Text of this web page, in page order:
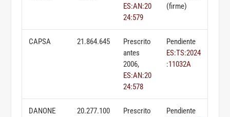
ES:AN:20
24:579
(firme)
CAPSA 21.864.645
Prescrito
antes
2006,
ES:AN:20
24:578
Pendiente
ES:TS:2024
:11032A
DANONE 20.277.100
Prescrito
Pendiente